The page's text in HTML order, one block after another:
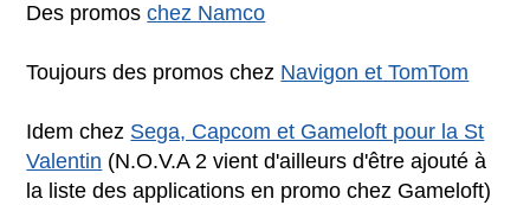
Des promoschez Namco
Toujours des promos chez Navigon et TomTom
Idem chez Sega, Capcom et Gameloft pour la St
Valentin (N.O.V.A 2 vient d'ailleurs d'être ajouté à
la liste des applications en promo chez Gameloft)